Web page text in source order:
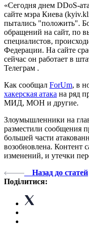
«Сегодня днем DDoS-
сайте мэра Киева
пытались "положить".
обращений на сайт, по
специалистов,
Федерации. На сайте
сейчас он работает в
Телеграм .
Как сообщал ForUm, в
хакерская атака на ряд
МИД, МОН и другие.
Злоумышленники на
разместили сообщения
большей части
возобновлена. Контент
изменений, и утечки
Назад до статей
Поділитися: